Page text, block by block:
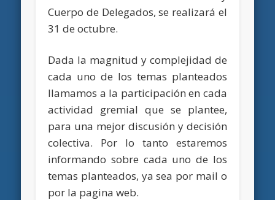
Cuerpo de Delegados, se realizará el
31 de octubre.
Dada la magnitud y complejidad de
cada uno de los temas planteados
llamamos a la participación en cada
actividad gremial que se plantee,
para una mejor discusión y decisión
colectiva. Por lo tanto estaremos
informando sobre cada uno de los
temas planteados, ya sea por mail o
por la pagina web.